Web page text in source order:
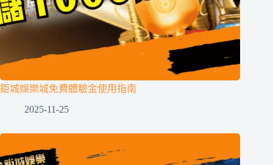
鉅城娛樂城免費體驗金使用指南
2025-11-25